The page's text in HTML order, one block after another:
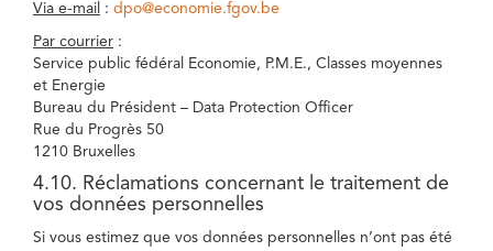
Via e-mail : dpo@economie.fgov.be
Par courrier :
Service public fédéral Economie, P.M.E., Classes moyennes
et Energie
Bureau du Président – Data Protection Officer
Rue du Progrès 50
1210 Bruxelles
4.10. Réclamations concernant le traitement de
vos données personnelles
Si vous estimez que vos données personnelles n’ont pas été